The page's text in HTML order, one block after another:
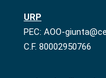
URP
PEC: AOO-
C.F. 80002950766